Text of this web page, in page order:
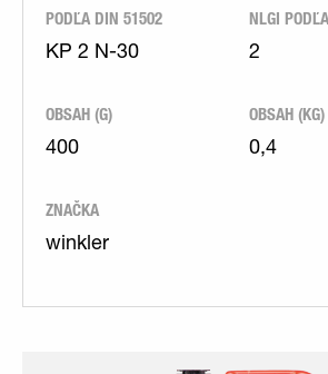
PODĽA DIN 51502
KP 2 N-30
NLGI
2
OBSAH (G)
400
OBSAH (KG)
0,4
ZNAČKA
winkler